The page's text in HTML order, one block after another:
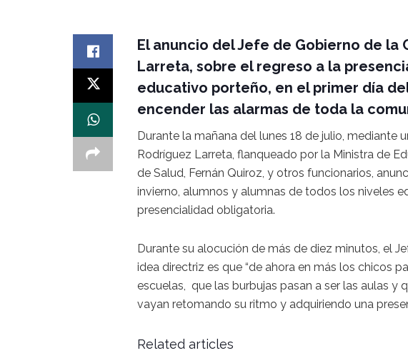
El anuncio del Jefe de Gobierno de la
Larreta, sobre el regreso a la
educativo porteño, en el primer día
encender las alarmas de toda la
Durante la mañana del lunes 18 de julio, mediante
Rodríguez Larreta, flanqueado por la Ministra de
de Salud, Fernán Quiroz, y otros funcionarios,
invierno, alumnos y alumnas de todos los niveles
presencialidad obligatoria.
Durante su alocución de más de diez minutos, el
idea directriz es que “de ahora en más los chicos
escuelas, que las burbujas pasan a ser las aulas y
vayan retomando su ritmo y adquiriendo una
Related articles